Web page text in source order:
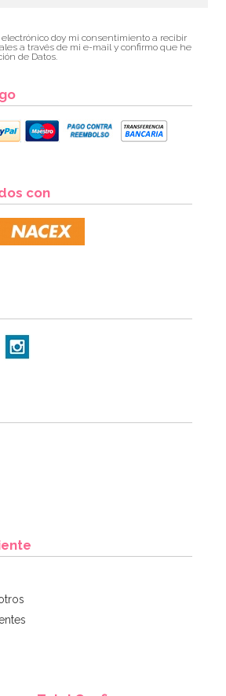
8,95€
doy mi consentimiento a recibir
a través de mi e-mail y confirmo que he
de Datos.
con